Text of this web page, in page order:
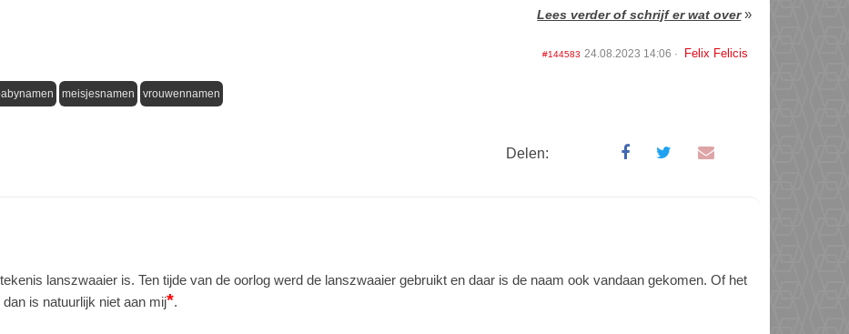
Lees verder of schrijf er wat over»
#144583 24.08.2023 14:06 Felix Felicis
meisjesnamen vrouwennamen
Delen:
lanszwaaier is. Ten tijde van de oorlog werd de lanszwaaier gebruikt en daar is de naam ook vandaan gekomen. Of het
is natuurlijk niet aan mij*.